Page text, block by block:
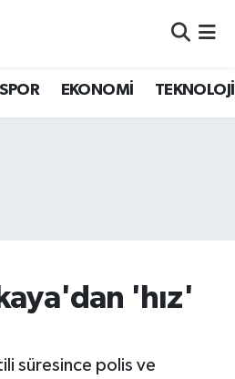
SPOR EKONOMİ TEKNOLOJİ
'hız'
süresince polis ve